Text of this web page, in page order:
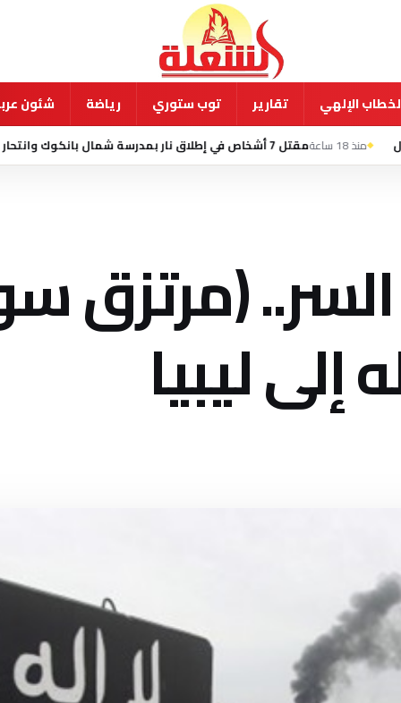
الإلهي تقارير توب ستوري رياضة شئون
مقتل 7 أشخاص في إطلاق نار بمدرسة شمال بانكوك وانتحار الطالب المشتبه به
السر.. (مرتزق
ليبيا